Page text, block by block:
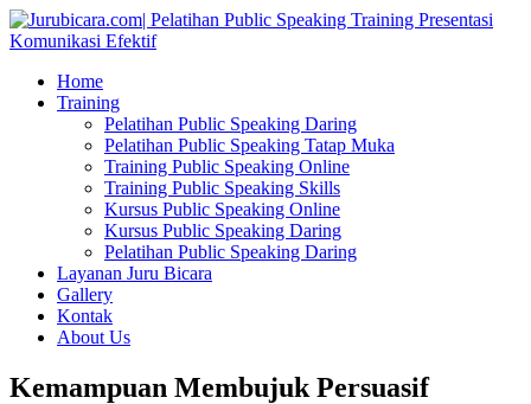
Home
Training
Pelatihan Public Speaking Daring
Pelatihan Public Speaking Tatap Muka
Training Public Speaking Online
Training Public Speaking Skills
Kursus Public Speaking Online
Kursus Public Speaking Daring
Pelatihan Public Speaking Daring
Layanan Juru Bicara
Gallery
Kontak
About Us
Kemampuan Membujuk Persuasif